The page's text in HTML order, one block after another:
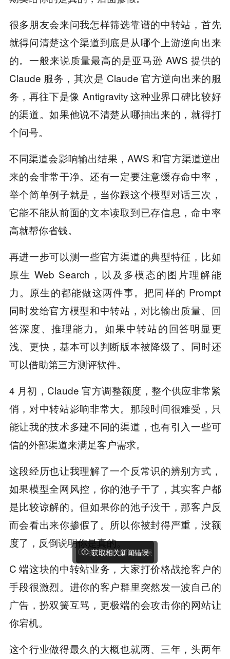
很多朋友会来问我怎样筛选靠谱的中转站，首先
就得问清楚这个渠道到底是从哪个上游逆向出来
的。一般来说质量最高的是亚马逊 AWS 提供的
Claude 服务，其次是 Claude 官方逆向出来的服
务，再往下是像 Antigravity 这种业界口碑比较好
的渠道。如果他说不清楚从哪抽出来的，就得打
个问号。
不同渠道会影响输出结果，AWS 和官方渠道逆出
来的会非常干净。还有一定要注意缓存命中率，
举个简单例子就是，当你跟这个模型对话三次，
它能不能从前面的文本读取到已存信息，命中率
高就帮你省钱。
再进一步可以测一些官方渠道的典型特征，比如
原生 Web Search，以及多模态的图片理解能
力。原生的都能做这两件事。把同样的 Prompt
同时发给官方模型和中转站，对比输出质量、回
答深度、推理能力。如果中转站的回答明显更
浅、更快，基本可以判断版本被降级了。同时还
可以借助第三方测评软件。
4 月初，Claude 官方调整额度，整个供应非常紧
俏，对中转站影响非常大。那段时间很难受，只
能让我的技术多建不同的渠道，也有引入一些可
信的外部渠道来满足客户需求。
这段经历也让我理解了一个反常识的辨别方式，
如果模型全网风控，你的池子干了，其实客户都
是比较谅解的。但如果你的池子没干，那客户反
而会看出来你掺假了。所以你被封得严重，没额
度了，反倒说明你是真的。
C 端这块的中转站业务，大家打价格战抢客户的
手段很激烈。进你的客户群里突然发一波自己的
广告，扮双簧互骂，更极端的会攻击你的网站让
你宕机。
这个行业做得最久的大概也就两、三年，头两年